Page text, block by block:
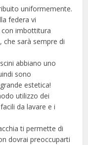
uniformemente.
federa vi
imbottitura
che sarà sempre di
abbiano uno
sono
estetica!
utilizzo dei
da lavare e i
ti permette di
dovrai preoccuparti